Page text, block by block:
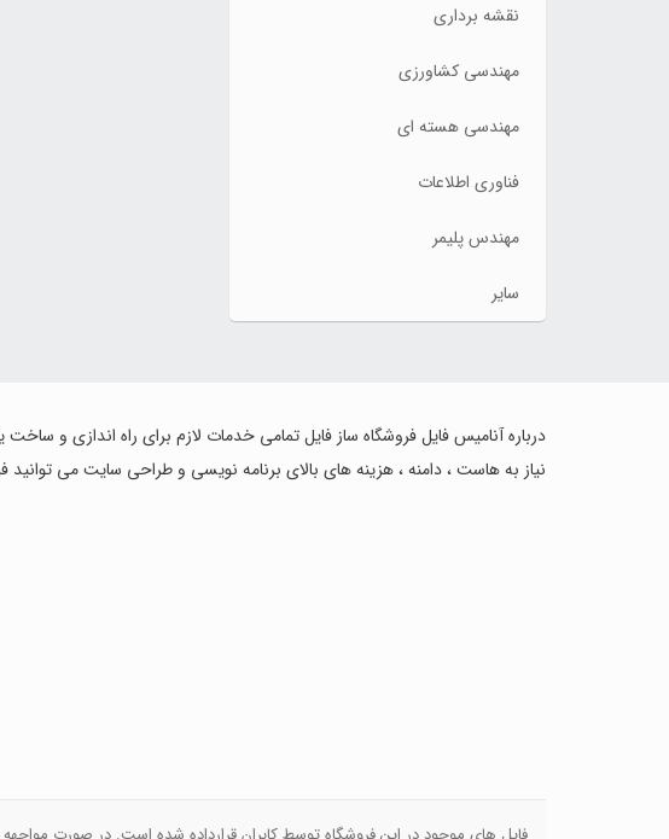
نقشه برداری
مهندسی کشاورزی
مهندسی هسته ای
فناوری اطلاعات
مهندس پلیمر
سایر
درباره آنامیس فایل فروشگاه ساز فایل تمامی خدمات لازم برای راه اندازی و
نیاز به هاست ، دامنه ، هزینه های بالای برنامه نویسی و طراحی سایت می توانید